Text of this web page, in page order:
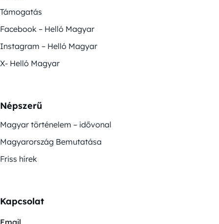
Támogatás
Facebook – Helló Magyar
Instagram – Helló Magyar
X- Helló Magyar
Népszerű
Magyar történelem – idővonal
Magyarország Bemutatása
Friss hírek
Kapcsolat
Email